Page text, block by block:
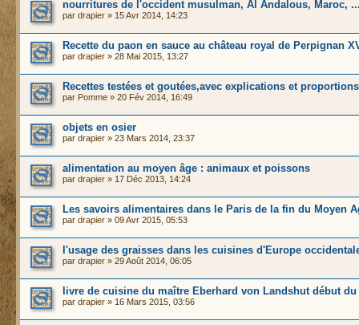
nourritures de l'occident musulman, Al Andalous, Maroc,
par drapier » 15 Avr 2014, 14:23
Recette du paon en sauce au château royal de Perpignan
par drapier » 28 Mai 2015, 13:27
Recettes testées et goutées,avec explications et proportions
par Pomme » 20 Fév 2014, 16:49
objets en osier
par drapier » 23 Mars 2014, 23:37
alimentation au moyen âge : animaux et poissons
par drapier » 17 Déc 2013, 14:24
Les savoirs alimentaires dans le Paris de la fin du Moyen
par drapier » 09 Avr 2015, 05:53
l'usage des graisses dans les cuisines d'Europe
par drapier » 29 Août 2014, 06:05
livre de cuisine du maître Eberhard von Landshut début du
par drapier » 16 Mars 2015, 03:56